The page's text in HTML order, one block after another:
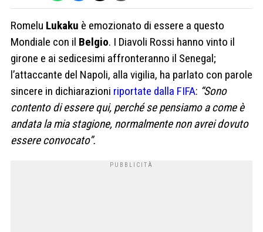
Romelu Lukaku è emozionato di essere a questo
Mondiale con il Belgio. I Diavoli Rossi hanno vinto il
girone e ai sedicesimi affronteranno il Senegal;
l’attaccante del Napoli, alla vigilia, ha parlato con parole
sincere in dichiarazioni riportate dalla FIFA: “Sono
contento di essere qui, perché se pensiamo a come è
andata la mia stagione, normalmente non avrei dovuto
essere convocato”.